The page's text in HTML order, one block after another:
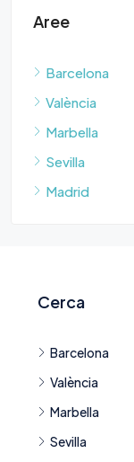
Aree
Barcelona
València
Marbella
Sevilla
Madrid
Cerca
Barcelona
València
Marbella
Sevilla